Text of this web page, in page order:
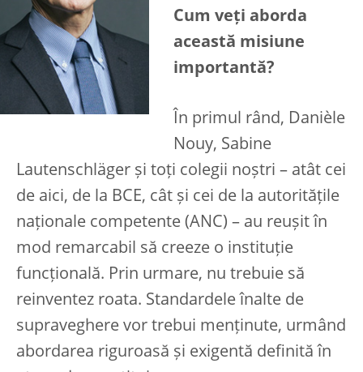
Cum veți aborda
această misiune
importantă?
În primul rând, Danièle
Nouy, Sabine
Lautenschläger și toți colegii noștri – atât cei
de aici, de la BCE, cât și cei de la autoritățile
naționale competente (ANC) – au reușit în
mod remarcabil să creeze o instituție
funcțională. Prin urmare, nu trebuie să
reinventez roata. Standardele înalte de
supraveghere vor trebui menținute, urmând
abordarea riguroasă și exigentă definită în